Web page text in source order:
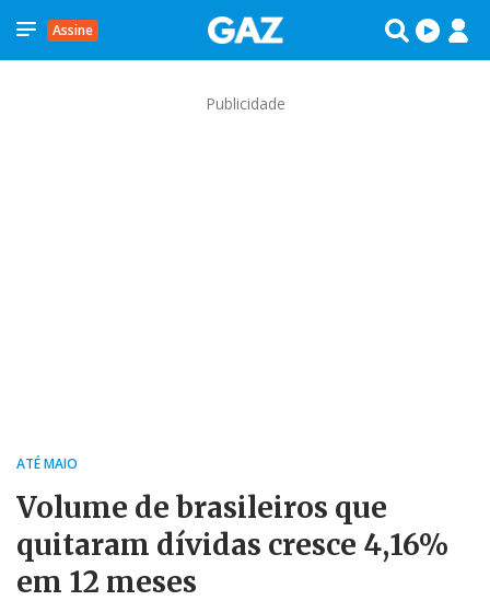
Assine
Publicidade
ATÉ MAIO
Volume de brasileiros que
quitaram dívidas cresce 4,16%
em 12 meses